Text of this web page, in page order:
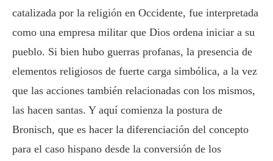
catalizada por la religión en Occidente, fue interpretada
como una empresa militar que Dios ordena iniciar a su
pueblo. Si bien hubo guerras profanas, la presencia de
elementos religiosos de fuerte carga simbólica, a la vez
que las acciones también relacionadas con los mismos,
las hacen santas. Y aquí comienza la postura de
Bronisch, que es hacer la diferenciación del concepto
para el caso hispano desde la conversión de los